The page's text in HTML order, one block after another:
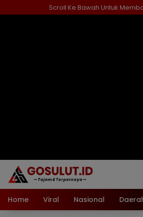
ke
Scroll Ke Bawah Untuk
Home Viral Nasional